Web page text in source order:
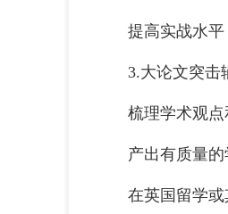
提高实战水平，
3.大论文突击
梳理学术观点和
产出有质量的学
在英国留学或其